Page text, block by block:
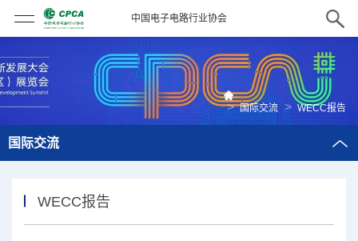
中国电子电路行业协会
> 国际交流 > WECC报告
国际交流
WECC报告